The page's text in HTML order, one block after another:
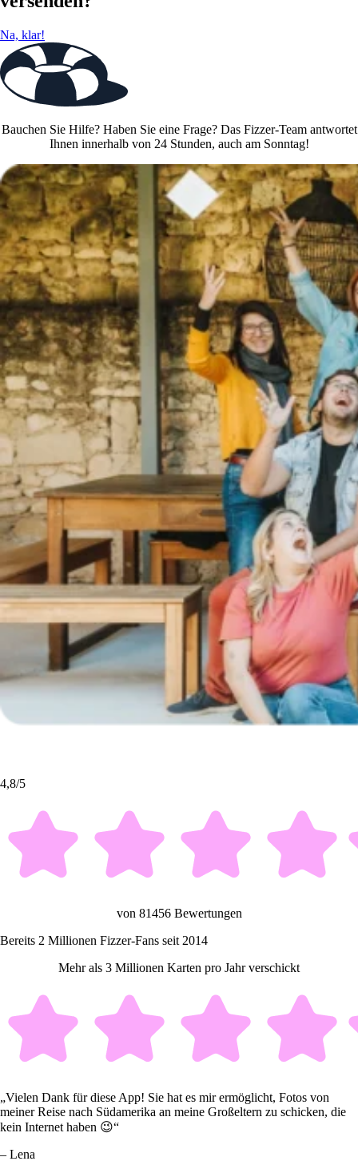
Na, klar!
Bauchen Sie Hilfe? Haben Sie eine Frage? Das Fizzer-Team antwortet
Ihnen innerhalb von 24 Stunden, auch am Sonntag!
4,8/5
von 81456 Bewertungen
Bereits 2 Millionen Fizzer-Fans seit 2014
Mehr als 3 Millionen Karten pro Jahr verschickt
„Vielen Dank für diese App! Sie hat es mir ermöglicht, Fotos von
meiner Reise nach Südamerika an meine Großeltern zu schicken, die
kein Internet haben 😉“
– Lena